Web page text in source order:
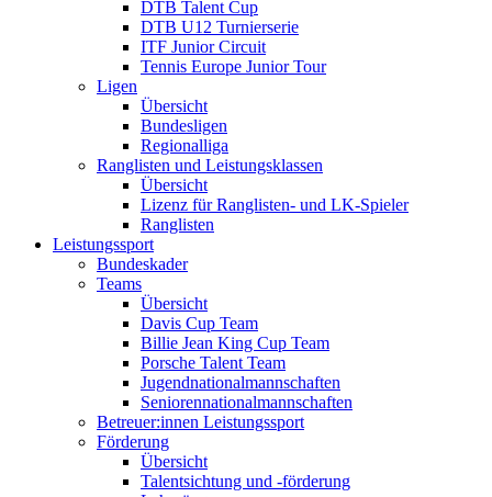
DTB Talent Cup
DTB U12 Turnierserie
ITF Junior Circuit
Tennis Europe Junior Tour
Ligen
Übersicht
Bundesligen
Regionalliga
Ranglisten und Leistungsklassen
Übersicht
Lizenz für Ranglisten- und LK-Spieler
Ranglisten
Leistungssport
Bundeskader
Teams
Übersicht
Davis Cup Team
Billie Jean King Cup Team
Porsche Talent Team
Jugendnationalmannschaften
Seniorennationalmannschaften
Betreuer:innen Leistungssport
Förderung
Übersicht
Talentsichtung und -förderung